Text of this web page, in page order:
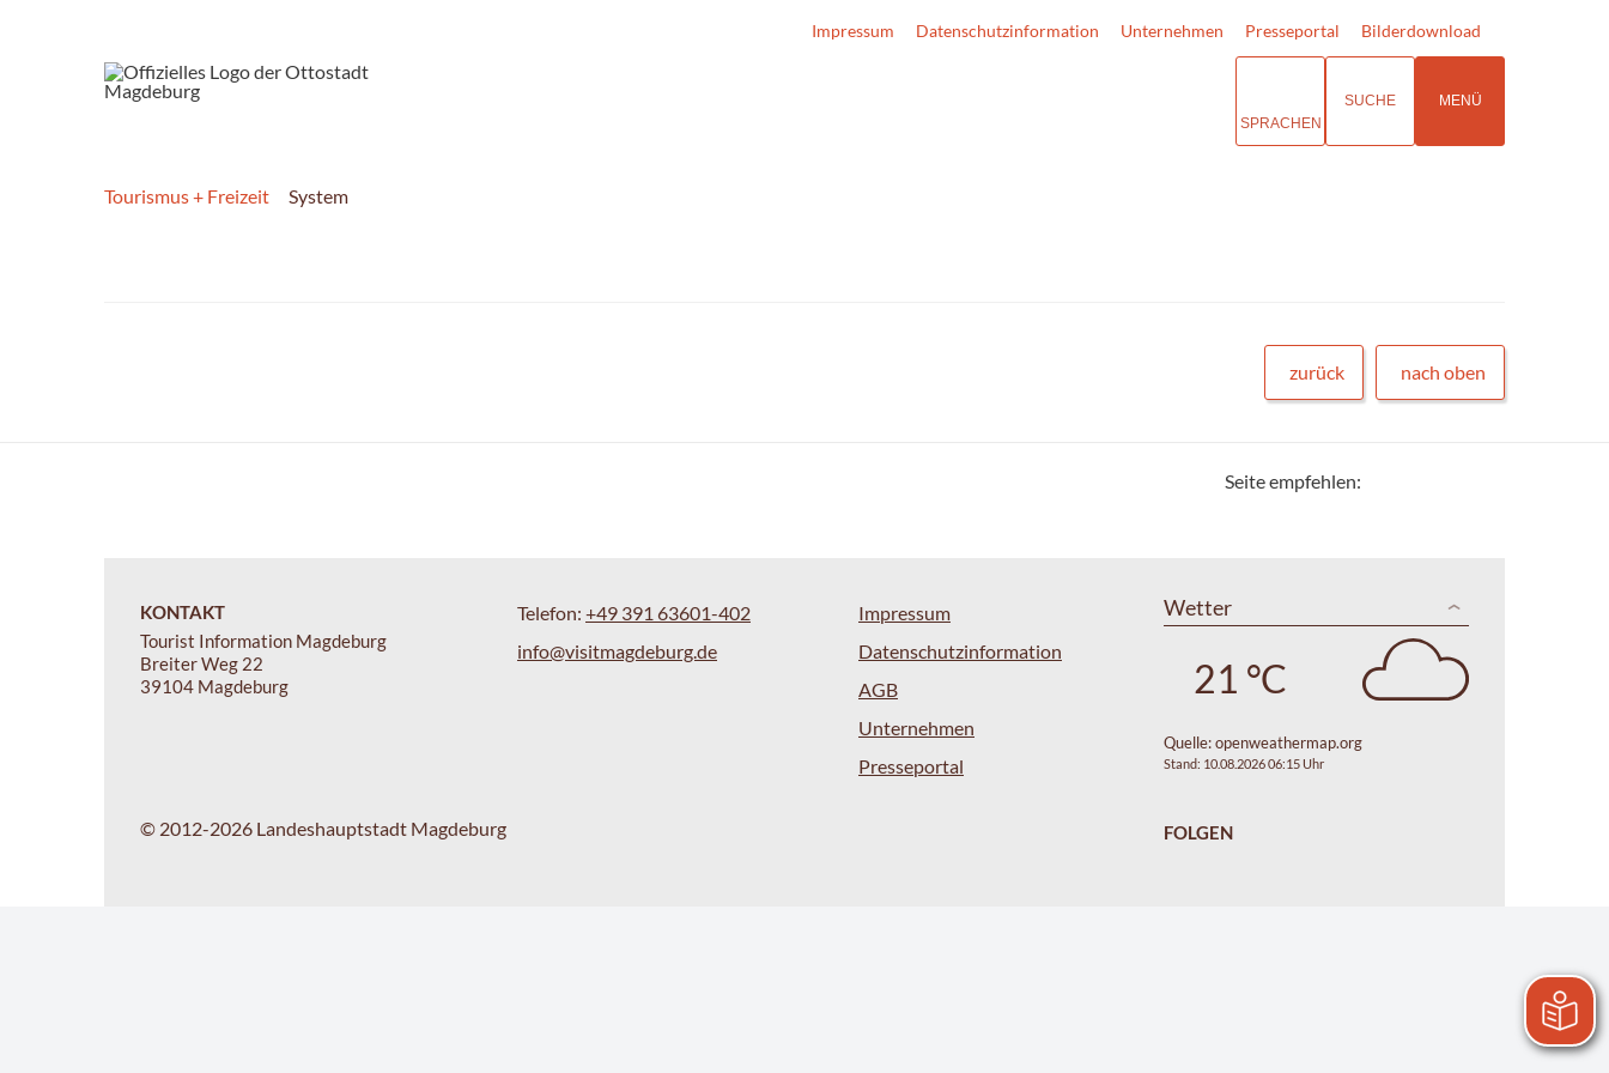
Impressum Datenschutzinformation Unternehmen Presseportal Bilderdownload
SPRACHEN
SUCHE MENÜ
Tourismus + Freizeit System
zurück nach oben
Seite empfehlen:
KONTAKT
Tourist Information Magdeburg
Breiter Weg 22
39104 Magdeburg
Telefon: +49 391 63601-402
info@visitmagdeburg.de
Impressum
Datenschutzinformation
AGB
Unternehmen
Presseportal
Wetter
21 °C
Quelle:openweathermap.org
Stand: 10.08.2026 06:15 Uhr
© 2012-2026 Landeshauptstadt Magdeburg FOLGEN